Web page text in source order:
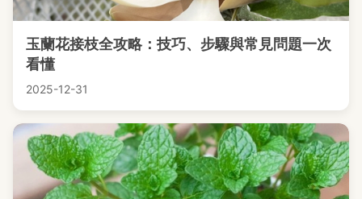
玉蘭花接枝全攻略：技巧、步驟與常見問題一次
看懂
2025-12-31